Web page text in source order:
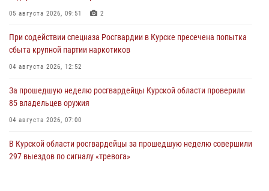
05 августа 2026, 09:51 2
При содействии спецназа Росгвардии в Курске пресечена попытка
сбыта крупной партии наркотиков
04 августа 2026, 12:52
За прошедшую неделю росгвардейцы Курской области проверили
85 владельцев оружия
04 августа 2026, 07:00
В Курской области росгвардейцы за прошедшую неделю совершили
297 выездов по сигналу «тревога»